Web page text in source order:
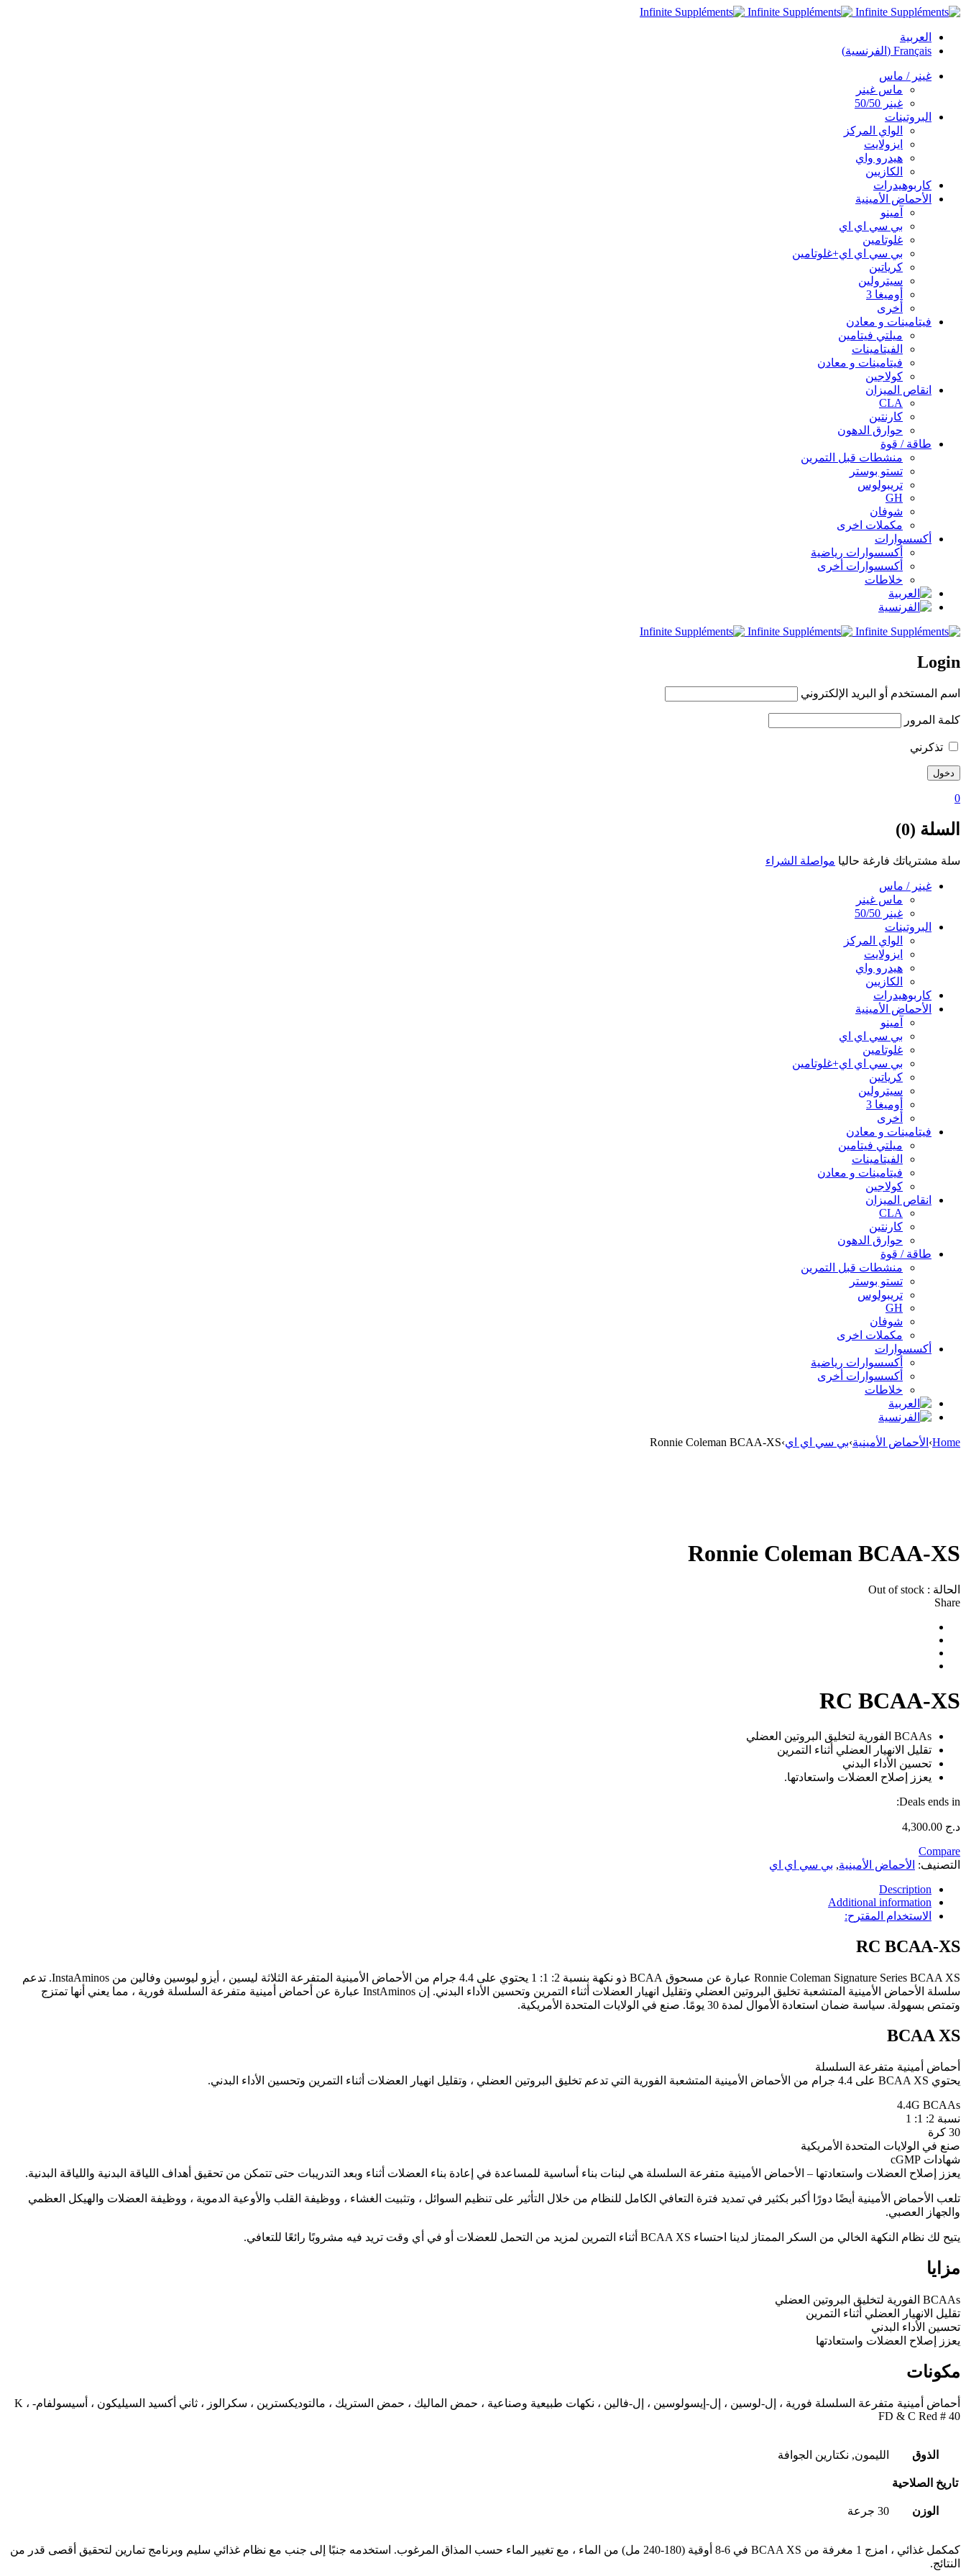
العربية
Français
( الفرنسية)
غينر / ماس
ماس غينر
غينر 50/50
البروتينات
الواي المركز
ايزولايت
هيدرو واي
الكازيين
كاربوهيدرات
الأحماض الأمينية
آمينو
بي سي اي اي
غلوتامين
بي سي اي اي+غلوتامين
كرياتين
سيترولين
أوميغا 3
أخرى
فيتامينات و معادن
ميلتي فيتامين
الفيتامينات
فيتامينات و معادن
كولاجين
انقاص الميزان
CLA
كارنتين
حوارق الدهون
طاقة / قوة
منشطات قبل التمرين
تستو بوستر
تريبولوس
GH
شوفان
مكملات اخرى
أكسسوارات
أكسسوارات رياضية
أكسسوارات أخرى
خلاطات
Login
اسم المستخدم أو البريد الإلكتروني
كلمة المرور
تذكرني
0
السلة (0)
سلة مشترياتك فارغة حاليا مواصلة الشراء
غينر / ماس
ماس غينر
غينر 50/50
البروتينات
الواي المركز
ايزولايت
هيدرو واي
الكازيين
كاربوهيدرات
الأحماض الأمينية
آمينو
بي سي اي اي
غلوتامين
بي سي اي اي+غلوتامين
كرياتين
سيترولين
أوميغا 3
أخرى
فيتامينات و معادن
ميلتي فيتامين
الفيتامينات
فيتامينات و معادن
كولاجين
انقاص الميزان
CLA
كارنتين
حوارق الدهون
طاقة / قوة
منشطات قبل التمرين
تستو بوستر
تريبولوس
GH
شوفان
مكملات اخرى
أكسسوارات
أكسسوارات رياضية
أكسسوارات أخرى
خلاطات
Home
› الأحماض الأمينية›بي سي اي اي›
Ronnie Coleman BCAA-XS
Ronnie Coleman BCAA-XS
الحالة : Out of stock
Share
RC BCAA-XS
BCAAs الفورية لتخليق البروتين العضلي
تقليل الانهيار العضلي أثناء التمرين
تحسين الأداء البدني
يعزز إصلاح العضلات واستعادتها.
Deals ends in:
د.ج
Compare
التصنيف: الأحماض الأمينية, بي سي اي اي
Description
Additional information
الاستخدام المقترح:
RC BCAA-XS
Ronnie Coleman Signature Series BCAA XS عبارة عن مسحوق BCAA ذو نكهة بنسبة 2: 1: 1 يحتوي على 4.4 جرام من الأحماض الأمينية المتفرعة الثلاثة ليسين ، أيزو ليوسين وفالين من InstaAminos. تدعم
سلسلة الأحماض الأمينية المتشعبة تخليق البروتين العضلي وتقليل انهيار العضلات أثناء التمرين وتحسين الأداء البدني. إن InstAminos عبارة عن أحماض أمينية متفرعة السلسلة فورية ، مما يعني أنها تمتزج
وتمتص بسهولة. سياسة ضمان استعادة الأموال لمدة 30 يومًا. صنع في الولايات المتحدة الأمريكية.
BCAA XS
أحماض أمينية متفرعة السلسلة
يحتوي BCAA XS على 4.4 جرام من الأحماض الأمينية المتشعبة الفورية التي تدعم تخليق البروتين العضلي ، وتقليل انهيار العضلات أثناء التمرين وتحسين الأداء البدني.
4.4G BCAAs
نسبة 2: 1: 1
30 كرة
صنع في الولايات المتحدة الأمريكية
شهادات cGMP
يعزز إصلاح العضلات واستعادتها – الأحماض الأمينية متفرعة السلسلة هي لبنات بناء أساسية للمساعدة في إعادة بناء العضلات أثناء وبعد التدريبات حتى تتمكن من تحقيق أهداف اللياقة البدنية واللياقة البدنية.
تلعب الأحماض الأمينية أيضًا دورًا أكبر بكثير في تمديد فترة التعافي الكامل للنظام من خلال التأثير على تنظيم السوائل ، وتثبيت الغشاء ، ووظيفة القلب والأوعية الدموية ، ووظيفة العضلات والهيكل العظمي
والجهاز العصبي.
يتيح لك نظام النكهة الخالي من السكر الممتاز لدينا احتساء BCAA XS أثناء التمرين لمزيد من التحمل للعضلات أو في أي وقت تريد فيه مشروبًا رائعًا للتعافي.
مزايا
BCAAs الفورية لتخليق البروتين العضلي
تقليل الانهيار العضلي أثناء التمرين
تحسين الأداء البدني
يعزز إصلاح العضلات واستعادتها
مكونات
أحماض أمينية متفرعة السلسلة فورية ، إل-لوسين ، إل-إيسولوسين ، إل-فالين ، نكهات طبيعية وصناعية ، حمض الماليك ، حمض الستريك ، مالتوديكسترين ، سكرالوز ، ثاني أكسيد السيليكون ، أسيسولفام- K ،
FD & C Red # 40
الذوق الليمون, نكتارين الجوافة
تاريخ الصلاحية
الوزن 30 جرعة
كمكمل غذائي ، امزج 1 مغرفة من BCAA XS في 6-8 أوقية (180-240 مل) من الماء ، مع تغيير الماء حسب المذاق المرغوب. استخدمه جنبًا إلى جنب مع نظام غذائي سليم وبرنامج تمارين لتحقيق أقصى قدر من
النتائج.